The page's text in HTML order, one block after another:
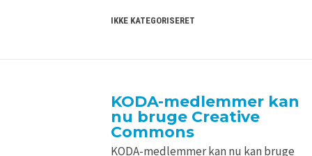
IKKE KATEGORISERET
KODA-medlemmer kan
nu bruge Creative
Commons
KODA-medlemmer kan nu kan bruge